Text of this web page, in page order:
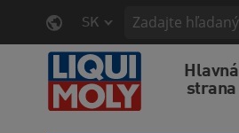
SK
Hlavná
strana